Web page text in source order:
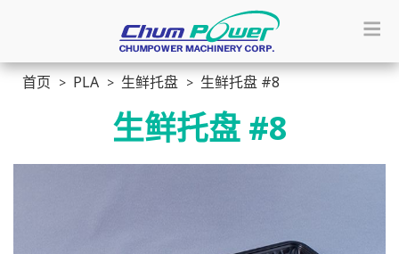
首页 PLA 生鲜托盘 生鲜托盘 #8
生鲜托盘 #8